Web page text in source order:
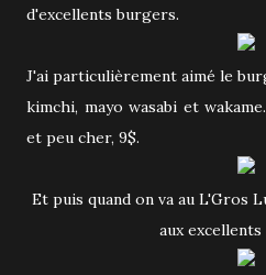
d'excellents burgers.
J'ai particulièrement aimé le
kimchi, mayo wasabi et
et peu cher, 9$.
Et puis quand on va au L'Gros Luxe, impossible de résister
aux